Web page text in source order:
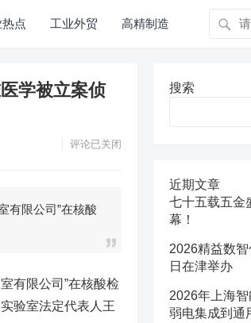
点 工业外贸 高精制造
学被立案侦
评论已关闭
限公司”在核酸
有限公司”在核酸检
实验室法定代表人王
搜索
近期文章
七十五载五金
幕！
2026精益数
日在津举办
2026年上海
弱电集成到通